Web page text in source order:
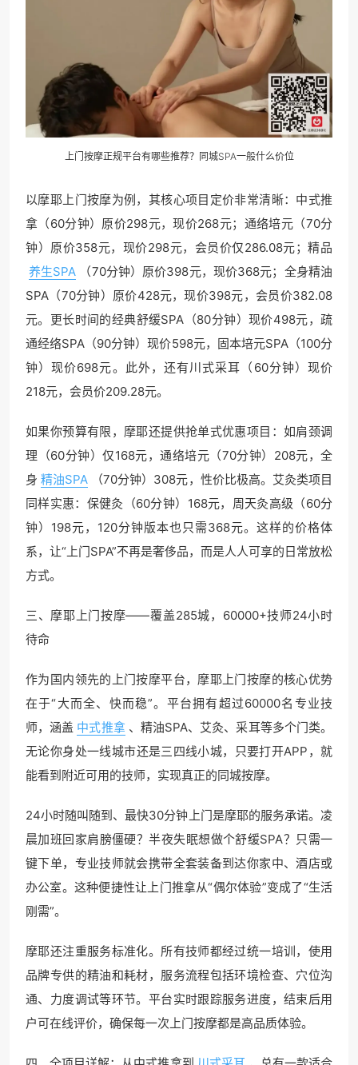
上门按摩正规平台有哪些推荐？同城SPA一般什么价位
以摩耶上门按摩为例，其核心项目定价非常清晰：中式推
拿（60分钟）原价298元，现价268元；通络培元（70分
钟）原价358元，现价298元，会员价仅286.08元；精品
养生SPA
（70分钟）原价398元，现价368元；全身精油
SPA（70分钟）原价428元，现价398元，会员价382.08
元。更长时间的经典舒缓SPA（80分钟）现价498元，疏
通经络SPA（90分钟）现价598元，固本培元SPA（100分
钟）现价698元。此外，还有川式采耳（60分钟）现价
218元，会员价209.28元。
如果你预算有限，摩耶还提供抢单式优惠项目：如肩颈调
理（60分钟）仅168元，通络培元（70分钟）208元，全
身 精油SPA
（70分钟）308元，性价比极高。艾灸类项目
同样实惠：保健灸（60分钟）168元，周天灸高级（60分
钟）198元，120分钟版本也只需368元。这样的价格体
系，让“上门SPA”不再是奢侈品，而是人人可享的日常放松
方式。
三、摩耶上门按摩——覆盖285城，60000+技师24小时
待命
作为国内领先的上门按摩平台，摩耶上门按摩的核心优势
在于“大而全、快而稳”。平台拥有超过60000名专业技
师，涵盖 中式推拿 、精油SPA、艾灸、采耳等多个门类。
无论你身处一线城市还是三四线小城，只要打开APP，就
能看到附近可用的技师，实现真正的同城按摩。
24小时随叫随到、最快30分钟上门是摩耶的服务承诺。凌
晨加班回家肩膀僵硬？半夜失眠想做个舒缓SPA？只需一
键下单，专业技师就会携带全套装备到达你家中、酒店或
办公室。这种便捷性让上门推拿从“偶尔体验”变成了“生活
刚需”。
摩耶还注重服务标准化。所有技师都经过统一培训，使用
品牌专供的精油和耗材，服务流程包括环境检查、穴位沟
通、力度调试等环节。平台实时跟踪服务进度，结束后用
户可在线评价，确保每一次上门按摩都是高品质体验。